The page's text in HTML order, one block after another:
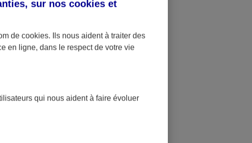
sur nos cookies et
de cookies. Ils nous aident à traiter des
en ligne, dans le respect de votre vie
qui nous aident à faire évoluer